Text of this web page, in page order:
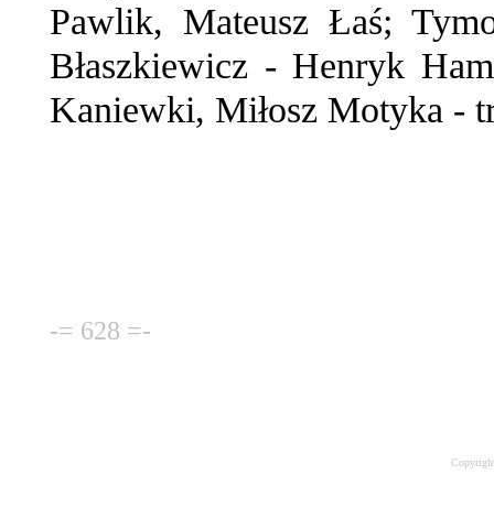
Pawlik, Mateusz Łaś;
Błaszkiewicz - Henryk
Kaniewki, Miłosz Motyka -
-= 628 =-